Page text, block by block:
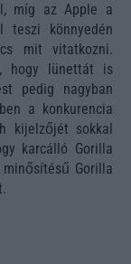
míg az Apple a
teszi könnyedén
mit vitatkozni.
hogy lünettát is
pedig nagyban
a konkurencia
kijelzőjét sokkal
karcálló Gorilla
Gorilla